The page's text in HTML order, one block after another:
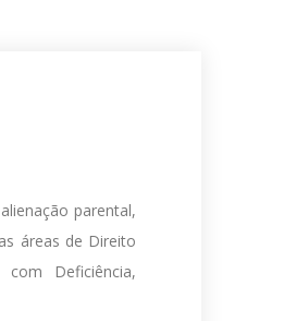
parental,
áreas de Direito
Deficiência,